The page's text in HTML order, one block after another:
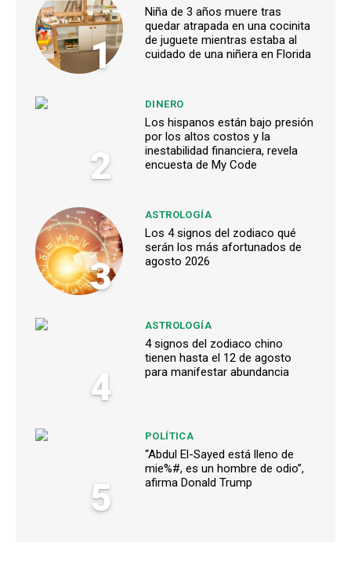
1
Niña de 3 años muere tras
quedar atrapada en una cocinita
de juguete mientras estaba al
cuidado de una niñera en Florida
2
DINERO
Los hispanos están bajo presión
por los altos costos y la
inestabilidad financiera, revela
encuesta de My Code
3
ASTROLOGÍA
Los 4 signos del zodiaco qué
serán los más afortunados de
agosto 2026
4
ASTROLOGÍA
4 signos del zodiaco chino
tienen hasta el 12 de agosto
para manifestar abundancia
5
POLÍTICA
“Abdul El-Sayed está lleno de
mie%#, es un hombre de odio”,
afirma Donald Trump